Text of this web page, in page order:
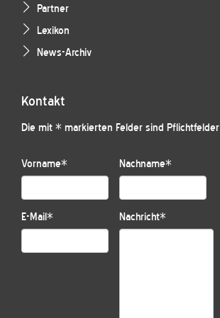
Partner
Lexikon
News-Archiv
Kontakt
Die mit * markierten Felder sind Pflichtfelder
Vorname* Nachname*
E-Mail* Nachricht*